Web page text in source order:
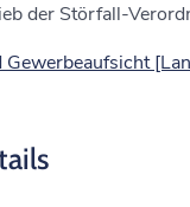
der Störfall-